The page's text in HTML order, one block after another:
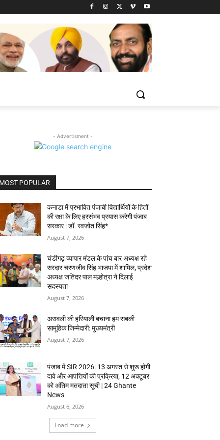
- Advertisment -
MOST POPULAR
कनाडा में प्रभावित पंजाबी विद्यार्थियों के हितों
की रक्षा के लिए हरसंभव प्रयास करेगी पंजाब
सरकार : डॉ. रवजोत सिंह*
August 7, 2026
चंडीगढ़ व्यापार मंडल के पांच बार अध्यक्ष रहे
सरदार चरणजीव सिंह भाजपा में शामिल, प्रदेश
अध्यक्ष जतिंदर पाल मल्होत्रा ने दिलाई
सदस्यता
August 7, 2026
अरावली की हरियाली बचाना हम सबकी
सामूहिक जिम्मेदारी: मुख्यमंत्री
August 7, 2026
पंजाब में SIR 2026: 13 अगस्त से शुरू होगी
दावे और आपत्तियों की प्रक्रिया, 12 अक्टूबर
को अंतिम मतदाता सूची | 24 Ghante
News
August 6, 2026
Load more